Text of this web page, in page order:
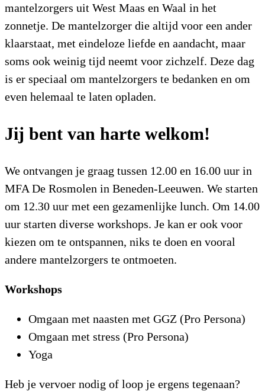
mantelzorgers uit West Maas en Waal in het
zonnetje. De mantelzorger die altijd voor een ander
klaarstaat, met eindeloze liefde en aandacht, maar
soms ook weinig tijd neemt voor zichzelf. Deze dag
is er speciaal om mantelzorgers te bedanken en om
even helemaal te laten opladen.
Jij bent van harte welkom!
We ontvangen je graag tussen 12.00 en 16.00 uur in
MFA De Rosmolen in Beneden-Leeuwen. We starten
om 12.30 uur met een gezamenlijke lunch. Om 14.00
uur starten diverse workshops. Je kan er ook voor
kiezen om te ontspannen, niks te doen en vooral
andere mantelzorgers te ontmoeten.
Workshops
Omgaan met naasten met GGZ (Pro Persona)
Omgaan met stress (Pro Persona)
Yoga
Heb je vervoer nodig of loop je ergens tegenaan?